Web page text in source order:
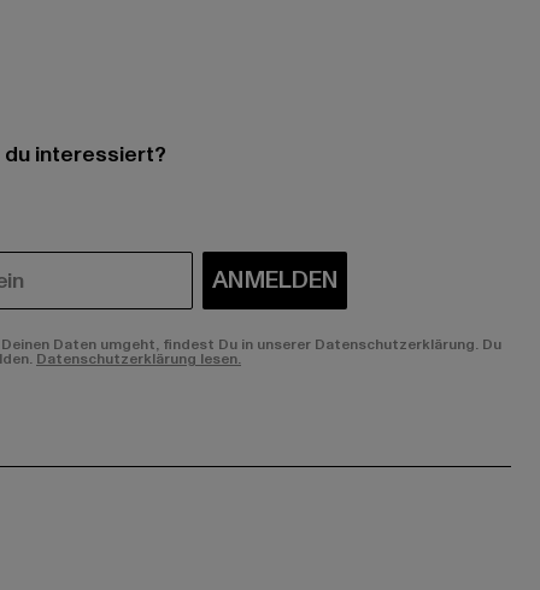
interessiert?
ANMELDEN
Daten umgeht, findest Du in unserer Datenschutzerklärung. Du
Datenschutzerklärung lesen.